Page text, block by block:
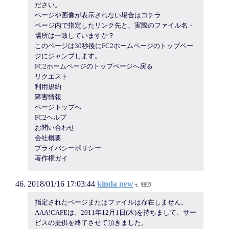
ださい。
ページや画像が表示されない場合はコチラ
ページ内で指定したリンク先と、実際のファイル名・
場所は一致していますか？
このページは30秒後にFC2ホームページのトップペー
ジにジャンプします。
FC2ホームページのトップページへ戻る
リクエスト
利用規約
障害情報
ページトップへ
FC2ヘルプ
お問い合わせ
会社概要
プライバシーポリシー
著作権ガイ
2018/01/16 17:03:44 kinda new
指定されたページまたはファイルは存在しません。
AAA!CAFEは、2011年12月1日(木)を持ちまして、サー
ビスの提供を終了させて頂きました。